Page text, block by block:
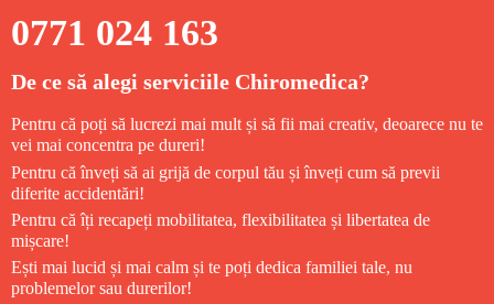
0771 024 163
De ce să alegi serviciile Chiromedica?
Pentru că poți să lucrezi mai mult și să fii mai creativ, deoarece nu te
vei mai concentra pe dureri!
Pentru că înveți să ai grijă de corpul tău și înveți cum să previi
diferite accidentări!
Pentru că îți recapeți mobilitatea, flexibilitatea și libertatea de
mișcare!
Ești mai lucid și mai calm și te poți dedica familiei tale, nu
problemelor sau durerilor!